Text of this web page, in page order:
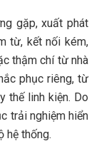
gặp, xuất phát
từ, kết nối kém,
thậm chí từ nhà
phục riêng, từ
thế linh kiện. Do
trải nghiệm hiển
hệ thống.